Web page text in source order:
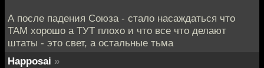
А после падения Союза - стало насаждаться что
ТАМ хорошо а ТУТ плохо и что все что делают
штаты - это свет, а остальные тьма
Happosai »